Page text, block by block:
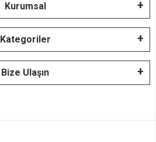
Kurumsal
Kategoriler
Bize Ulaşın